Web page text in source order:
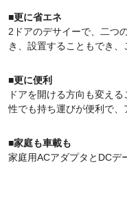
■更に省エネ
2ドアのデサイーで、二つ
き、設置することもでき
■更に便利
ドアを開ける方向も変え
性でも持ち運びが便利で、
■家庭も車載も
家庭用ACアダプタとDCデ